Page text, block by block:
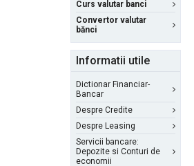
Curs valutar banci
Convertor valutar
bănci
Informatii utile
Dictionar Financiar-
Bancar
Despre Credite
Despre Leasing
Servicii bancare:
Depozite si Conturi de
economii